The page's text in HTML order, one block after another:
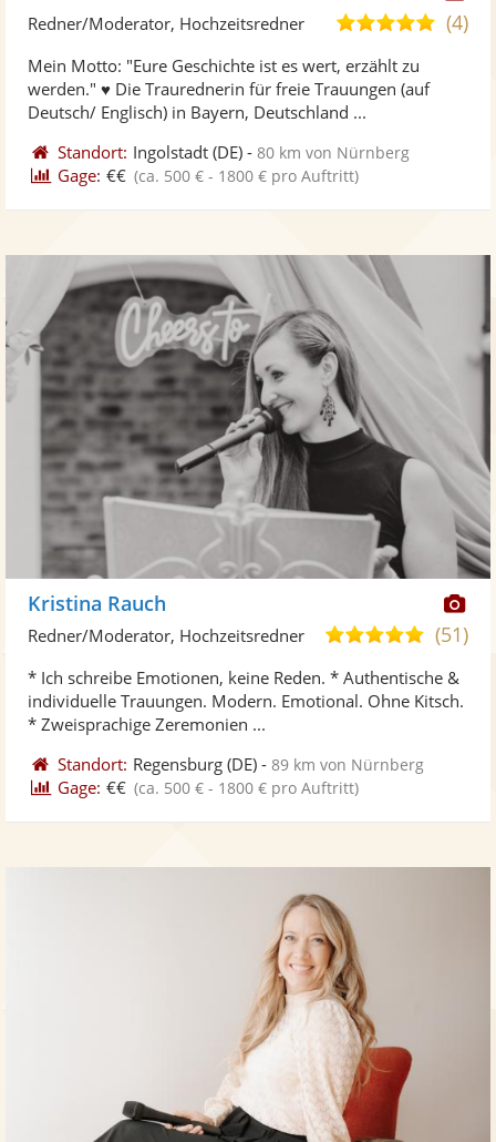
5,0(4)
Redner/Moderator, Hochzeitsredner
Mein Motto: "Eure Geschichte ist es wert, erzählt zu
werden." ♥ Die Traurednerin für freie Trauungen (auf
Deutsch/ Englisch) in Bayern, Deutschland ...
Standort: Ingolstadt (DE) -80 km von Nürnberg
Gage: €€ (ca. 500 € - 1800 € pro Auftritt)
Kristina Rauch
5,0
5
(51)
Redner/Moderator, Hochzeitsredner
* Ich schreibe Emotionen, keine Reden. * Authentische &
individuelle Trauungen. Modern. Emotional. Ohne Kitsch.
* Zweisprachige Zeremonien ...
Standort: Regensburg (DE) -89 km von Nürnberg
Gage: €€ (ca. 500 € - 1800 € pro Auftritt)